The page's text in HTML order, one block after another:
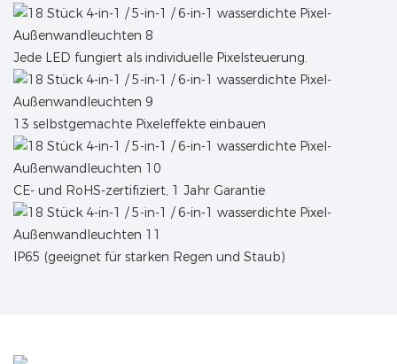
Jede LED fungiert als individuelle Pixelsteuerung.
13 selbstgemachte Pixeleffekte einbauen
CE- und RoHS-zertifiziert, 1 Jahr Garantie
IP65 (geeignet für starken Regen und Staub)